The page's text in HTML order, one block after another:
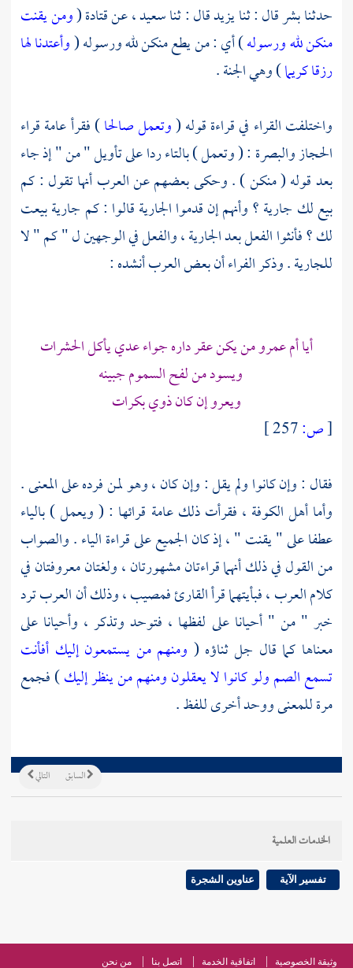
حدثنابشرقال : ثنايزيدقال : ثناسعيد ،عنقتادة(ومن يقنت
منكن لله ورسوله) أي : من يطع منكن لله ورسوله (وأعتدنا لها
رزقا كريما) وهي الجنة .
واختلفت القراء في قراءة قوله (وتعمل صالحا) فقرأ عامةقراء
الحجازوالبصرة : ( وتعمل ) بالتاء ردا على تأويل " من " إذ جاء
بعد قوله ( منكن ) . وحكى بعضهم عن العرب أنها تقول : كم
بيع لك جارية ؟ وأنهم إن قدموا الجارية قالوا : كم جارية بيعت
لك ؟ فأنثوا الفعل بعد الجارية ، والفعل في الوجهين ل " كم " لا
للجارية . وذكرالفراءأن بعض العرب أنشده :
أياأم عمرومن يكن عقر داره جواء عدي يأكل الحشرات
ويسود من لفح السموم جبينه
ويعرو إن كان ذوي بكرات
[ص:
فقال : وإن كانوا ولم يقل : وإن كان ، وهو لمن فرده على المعنى .
وأما أهلالكوفة ، فقرأت ذلك عامة قرائها : ( ويعمل ) بالياء
عطفا على " يقنت " ، إذ كان الجميع على قراءة الياء . والصواب
من القول في ذلك أنهما قراءتان مشهورتان ، ولغتان معروفتان في
كلام العرب ، فبأيتهما قرأ القارئ فمصيب ، وذلك أن العرب ترد
خبر " من " أحيانا على لفظها ، فتوحد وتذكر ، وأحيانا على
معناها كما قال جل ثناؤه ( ومنهم من يستمعون إليك أفأنت
تسمع الصم ولو كانوا لا يعقلونومنهم من ينظر إليك) فجمع
مرة للمعنى ووحد أخرى للفظ .
التالي السابق
الخدمات العلمية
تفسير الآية عناوين الشجرة
وثيقة الخصوصية اتفاقية الخدمة اتصل بنا من نحن